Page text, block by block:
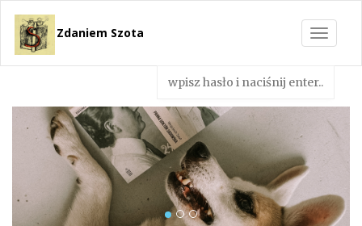
Toggle
Zdaniem Szota